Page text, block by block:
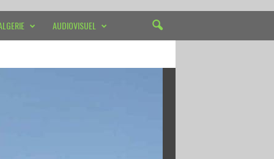
AUDIOVISUEL